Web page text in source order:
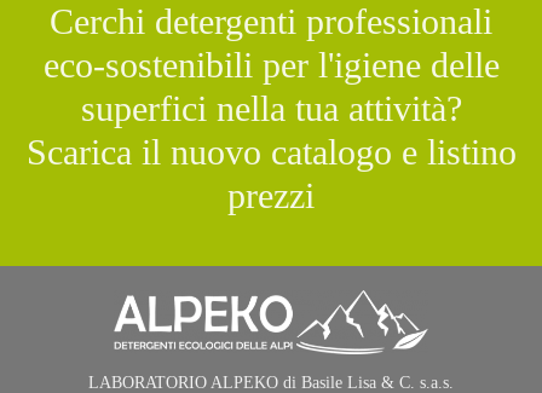
Cerchi detergenti professionali
eco-sostenibili per l'igiene delle
superfici nella tua attività?
Scarica il nuovo catalogo e listino
prezzi
LABORATORIO ALPEKO di Basile Lisa & C. s.a.s.